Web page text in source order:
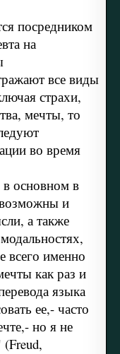
посредником
на
все виды
страхи,
мечты, то
во время
основном в
и
а также
всего именно
как раз и
языка
ее,- часто
но я не